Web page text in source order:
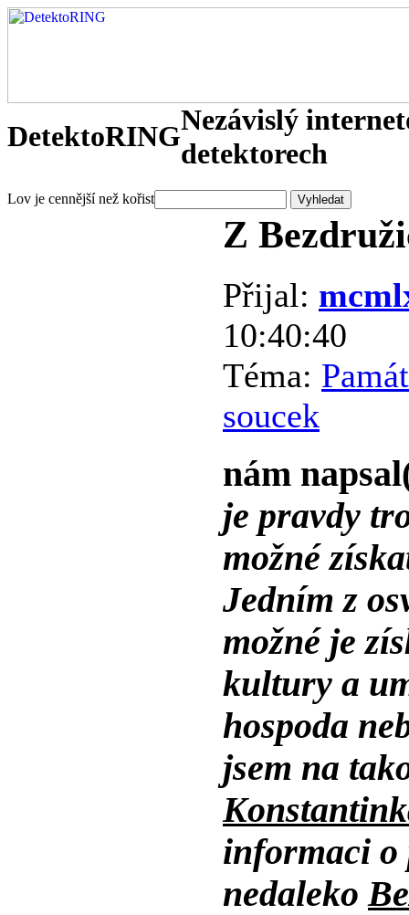
DetektoRINGNezávislý
detektorech
Lov je cennější než kořist
Z
Přijal:
10:40:40
Téma:
soucek
nám
je pravdy
možné
Jedním z
možné je
kultury a
hospoda
jsem na
informaci o
nedaleko